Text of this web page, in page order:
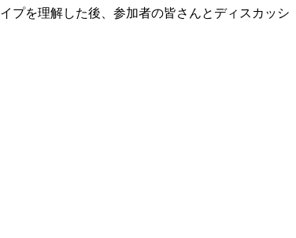
プを理解した後、参加者の皆さんとディスカッシ